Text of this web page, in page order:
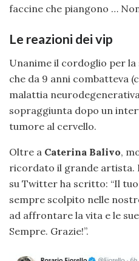
faccine che piangono …
Le reazioni dei vip
Unanime il cordoglio per la
che da 9 anni combatteva
malattia
sopraggiunta dopo un
tumore al cervello.
Oltre a Caterina Balivo,
ricordato il grande artista.
su Twitter ha scritto: “Il
sempre scolpito nelle
ad affrontare la vita e le
Sempre. Grazie!”.